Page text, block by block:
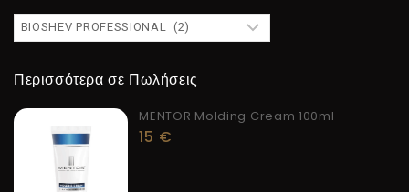
Περισσότερα σε Πωλήσεις
MENTOR Molding Cream 100ml
15 €